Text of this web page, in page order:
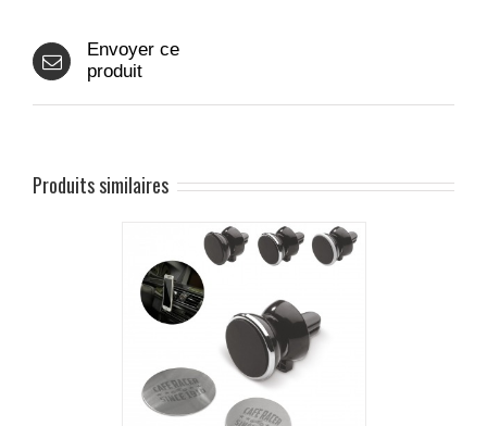
Envoyer ce
produit
Produits similaires